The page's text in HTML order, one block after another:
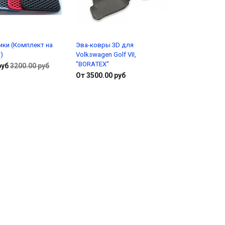
(Комплект на
3200.00 руб
Эва-ковры 3D для
Volkswagen Golf VII,
"BORATEX"
От 3500.00 руб